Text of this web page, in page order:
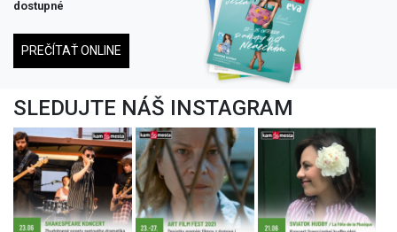
dostupné
PREČÍTAŤ ONLINE
SLEDUJTE NÁŠ INSTAGRAM